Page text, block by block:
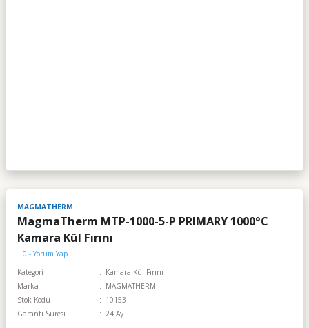
MAGMATHERM
MagmaTherm MTP-1000-5-P PRIMARY 1000°C
Kamara Kül Fırını
0 - Yorum Yap
Kategori
Kamara Kül Fırını
Marka
MAGMATHERM
Stok Kodu
10153
Garanti Süresi
24 Ay